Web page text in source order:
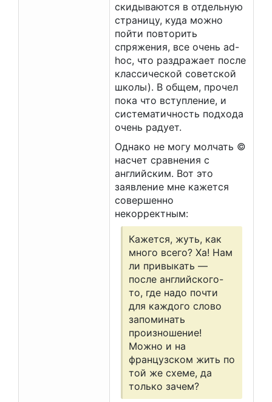
скидываются в отдельную
страницу, куда можно
пойти повторить
спряжения, все очень ad-
hoc, что раздражает после
классической советской
школы). В общем, прочел
пока что вступление, и
систематичность подхода
очень радует.
Однако не могу молчать ©
насчет сравнения с
английским. Вот это
заявление мне кажется
совершенно
некорректным:
Кажется, жуть, как
много всего? Ха! Нам
ли привыкать —
после английского-
то, где надо почти
для каждого слово
запоминать
произношение!
Можно и на
французском жить по
той же схеме, да
только зачем?